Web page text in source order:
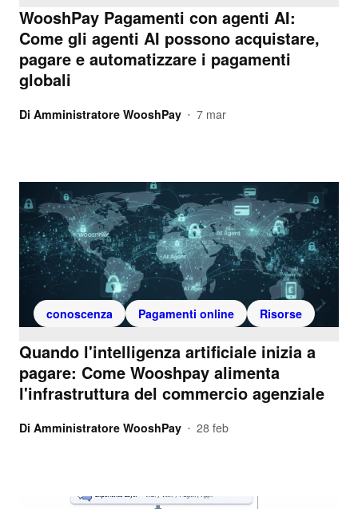
WooshPay Pagamenti con agenti AI:
Come gli agenti AI possono acquistare,
pagare e automatizzare i pagamenti
globali
Di Amministratore WooshPay • 7 mar
conoscenza Pagamenti online Risorse
Quando l'intelligenza artificiale inizia a
pagare: Come Wooshpay alimenta
l'infrastruttura del commercio agenziale
Di Amministratore WooshPay • 28 feb